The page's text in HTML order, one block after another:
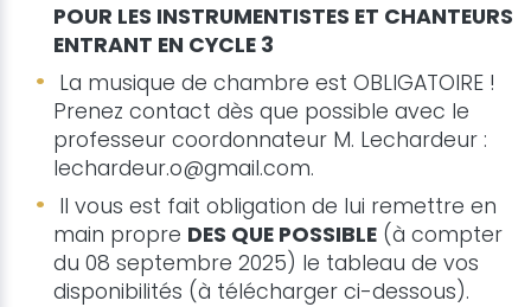
POUR LES INSTRUMENTISTES ET CHANTEURS
ENTRANT EN CYCLE 3
La musique de chambre est OBLIGATOIRE !
Prenez contact dès que possible avec le
professeur coordonnateur M. Lechardeur :
lechardeur.o@gmail.com.
Il vous est fait obligation de lui remettre en
main propre DES QUE POSSIBLE (à compter
du 08 septembre 2025) le tableau de vos
disponibilités (à télécharger ci-dessous).